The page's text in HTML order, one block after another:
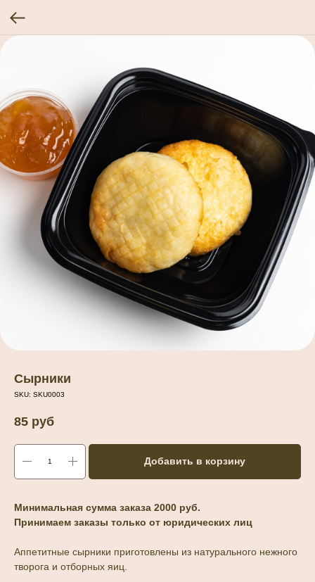
Сырники
SKU: SKU0003
85 руб
Добавить в корзину
Минимальная сумма заказа 2000 руб.
Принимаем заказы только от юридических лиц
Аппетитные сырники приготовлены из натурального нежного
творога и отборных яиц.